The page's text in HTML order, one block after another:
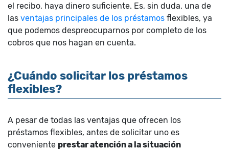
el recibo, haya dinero suficiente. Es, sin duda, una de
las ventajas principales de los préstamos flexibles, ya
que podemos despreocuparnos por completo de los
cobros que nos hagan en cuenta.
¿Cuándo solicitar los préstamos
flexibles?
A pesar de todas las ventajas que ofrecen los
préstamos flexibles, antes de solicitar uno es
conveniente prestar atención a la situación